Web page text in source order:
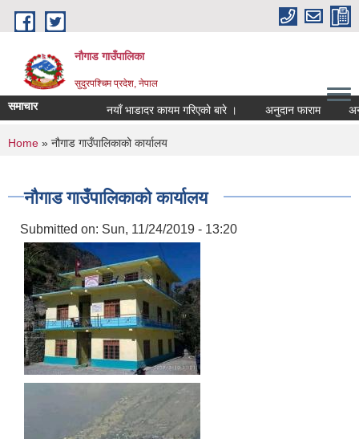
Skip to main content
नौगाड गाउँपालिका
सुदुरपश्चिम प्रदेश, नेपाल
समाचार नयाँ भाडादर कायम गरिएको बारे । अनुदान फाराम
You are here
Home » नौगाड गाउँपालिकाको कार्यालय
नौगाड गाउँपालिकाको कार्यालय
Submitted on: Sun, 11/24/2019 - 13:20